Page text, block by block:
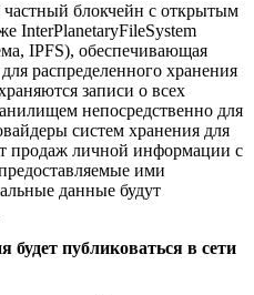
блокчейн с открытым
InterPlanetaryFileSystem
IPFS), обеспечивающая
распределенного хранения
записи о всех
непосредственно для
систем хранения для
продаж личной информации с
ими
данные будут
публиковаться в сети